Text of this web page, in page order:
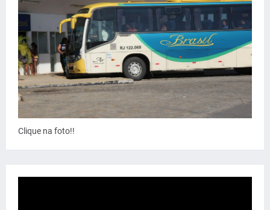
Clique na foto!!